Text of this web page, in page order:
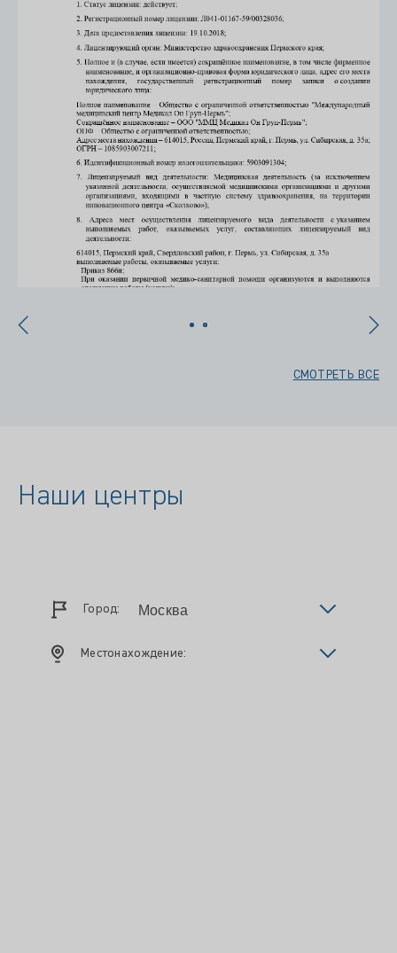
СМОТРЕТЬ ВСЕ
Наши центры
Город:
Местонахождение: